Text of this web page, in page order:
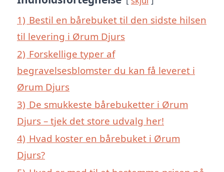
1) Bestil en bårebuket til den sidste hilsen
til levering i Ørum Djurs
2) Forskellige typer af
begravelsesblomster du kan få leveret i
Ørum Djurs
3) De smukkeste bårebuketter i Ørum
Djurs – tjek det store udvalg her!
4) Hvad koster en bårebuket i Ørum
Djurs?